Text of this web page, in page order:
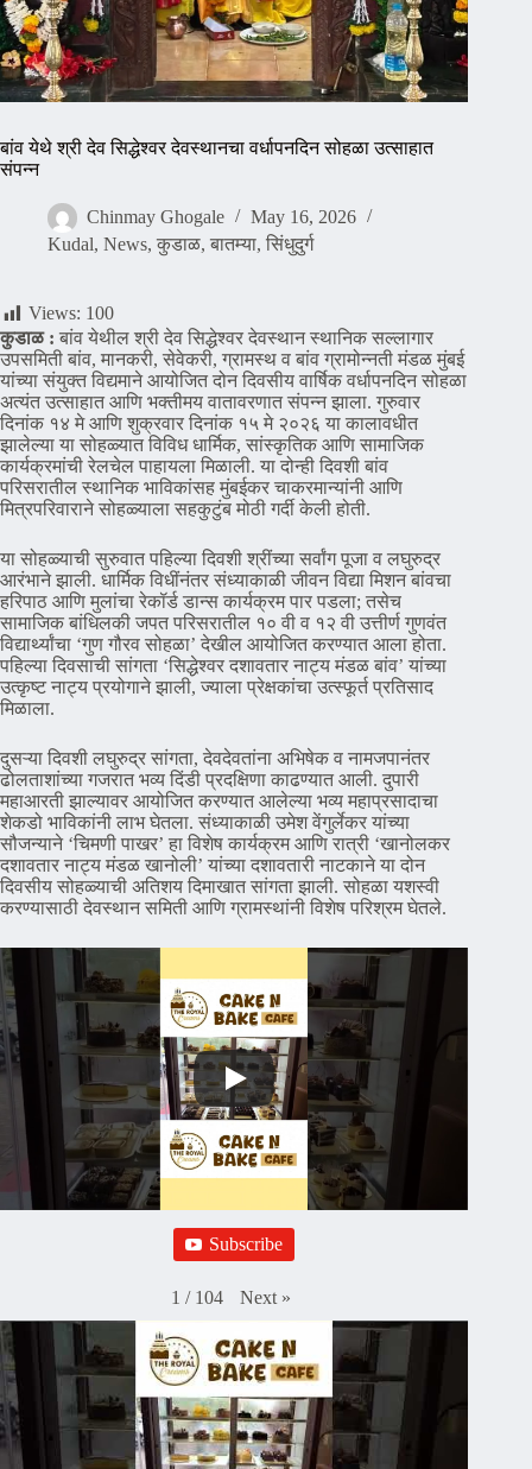
बांव येथे श्री देव सिद्धेश्वर देवस्थानचा वर्धापनदिन सोहळा उत्साहात
संपन्न
Chinmay Ghogale
May 16, 2026
Kudal, News, कुडाळ, बातम्या, सिंधुदुर्ग
Views: 100
कुडाळ : बांव येथील श्री देव सिद्धेश्वर देवस्थान स्थानिक सल्लागार
उपसमिती बांव, मानकरी, सेवेकरी, ग्रामस्थ व बांव ग्रामोन्नती मंडळ मुंबई
यांच्या संयुक्त विद्यमाने आयोजित दोन दिवसीय वार्षिक वर्धापनदिन सोहळा
अत्यंत उत्साहात आणि भक्तीमय वातावरणात संपन्न झाला. गुरुवार
दिनांक १४ मे आणि शुक्रवार दिनांक १५ मे २०२६ या कालावधीत
झालेल्या या सोहळ्यात विविध धार्मिक, सांस्कृतिक आणि सामाजिक
कार्यक्रमांची रेलचेल पाहायला मिळाली. या दोन्ही दिवशी बांव
परिसरातील स्थानिक भाविकांसह मुंबईकर चाकरमान्यांनी आणि
मित्रपरिवाराने सोहळ्याला सहकुटुंब मोठी गर्दी केली होती.
​या सोहळ्याची सुरुवात पहिल्या दिवशी श्रींच्या सर्वांग पूजा व लघुरुद्र
आरंभाने झाली. धार्मिक विधींनंतर संध्याकाळी जीवन विद्या मिशन बांवचा
हरिपाठ आणि मुलांचा रेकॉर्ड डान्स कार्यक्रम पार पडला; तसेच
सामाजिक बांधिलकी जपत परिसरातील १० वी व १२ वी उत्तीर्ण गुणवंत
विद्यार्थ्यांचा ‘गुण गौरव सोहळा’ देखील आयोजित करण्यात आला होता.
पहिल्या दिवसाची सांगता ‘सिद्धेश्वर दशावतार नाट्य मंडळ बांव’ यांच्या
उत्कृष्ट नाट्य प्रयोगाने झाली, ज्याला प्रेक्षकांचा उत्स्फूर्त प्रतिसाद
मिळाला.
​दुसऱ्या दिवशी लघुरुद्र सांगता, देवदेवतांना अभिषेक व नामजपानंतर
ढोलताशांच्या गजरात भव्य दिंडी प्रदक्षिणा काढण्यात आली. दुपारी
महाआरती झाल्यावर आयोजित करण्यात आलेल्या भव्य महाप्रसादाचा
शेकडो भाविकांनी लाभ घेतला. संध्याकाळी उमेश वेंगुर्लेकर यांच्या
सौजन्याने ‘चिमणी पाखर’ हा विशेष कार्यक्रम आणि रात्री ‘खानोलकर
दशावतार नाट्य मंडळ खानोली’ यांच्या दशावतारी नाटकाने या दोन
दिवसीय सोहळ्याची अतिशय दिमाखात सांगता झाली. सोहळा यशस्वी
करण्यासाठी देवस्थान समिती आणि ग्रामस्थांनी विशेष परिश्रम घेतले.
Subscribe
1 / 104 Next »